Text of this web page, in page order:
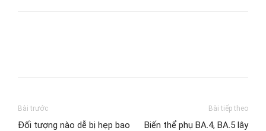
Bài trước
Đối tượng nào dễ bị hẹp bao
Bài tiếp theo
Biến thể phụ BA.4, BA.5 lây